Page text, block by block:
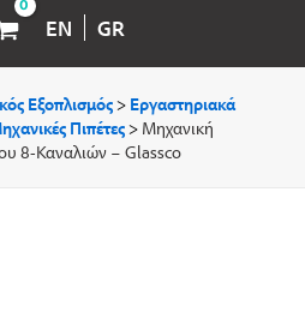
EN GR
Εξοπλισμός> Εργαστηριακά
Πιπέτες> Μηχανική
8-Kαναλιών – Glassco